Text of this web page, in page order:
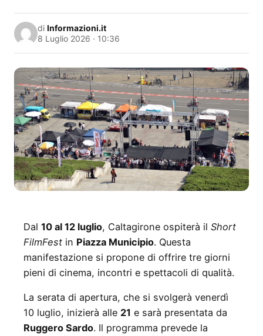
di Informazioni.it
8 Luglio 2026 · 10:36
Dal 10 al 12 luglio, Caltagirone ospiterà il Short
FilmFest in Piazza Municipio. Questa
manifestazione si propone di offrire tre giorni
pieni di cinema, incontri e spettacoli di qualità.
La serata di apertura, che si svolgerà venerdì
10 luglio, inizierà alle 21 e sarà presentata da
Ruggero Sardo. Il programma prevede la